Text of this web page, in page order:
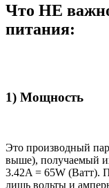
Что НЕ
питания:
1) Мощность
Это производный
выше), получаемый
3.42A = 65W (Ватт).
лишь вольты и